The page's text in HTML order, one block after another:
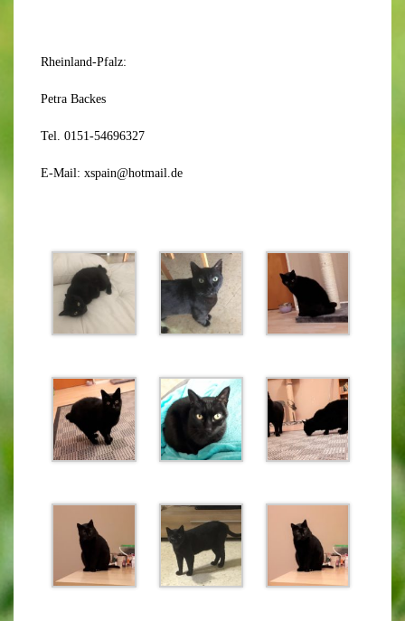
Rheinland-Pfalz:
Petra Backes
Tel. 0151-54696327
E-Mail: xspain@hotmail.de